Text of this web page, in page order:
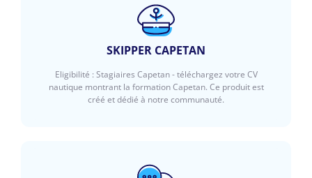
SKIPPER CAPETAN
Eligibilité : Stagiaires Capetan - téléchargez votre CV
nautique montrant la formation Capetan. Ce produit est
créé et dédié à notre communauté.